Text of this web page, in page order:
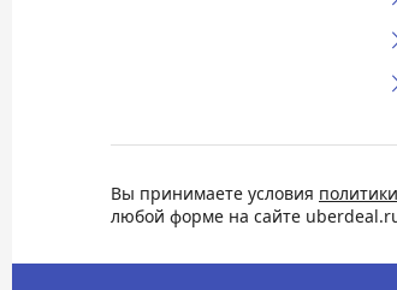
Вы принимаете условия
любой форме на сайте